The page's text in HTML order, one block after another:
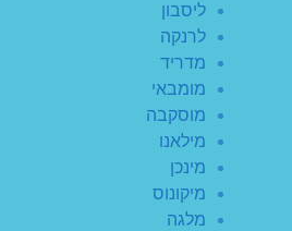
ליסבון
לרנקה
מדריד
מומבאי
מוסקבה
מילאנו
מינכן
מיקונוס
מלגה